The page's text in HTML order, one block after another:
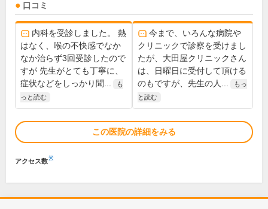
口コミ
内科を受診しました。 熱
はなく、喉の不快感でなか
なか治らず3回受診したので
すが 先生がとても丁寧に、
症状などをしっかり聞...
も
っと読む
今まで、いろんな病院や
クリニックで診察を受けまし
たが、大田屋クリニックさん
は、日曜日に受付して頂ける
のもですが、先生の人...
もっ
と読む
この医院の詳細をみる
アクセス数※